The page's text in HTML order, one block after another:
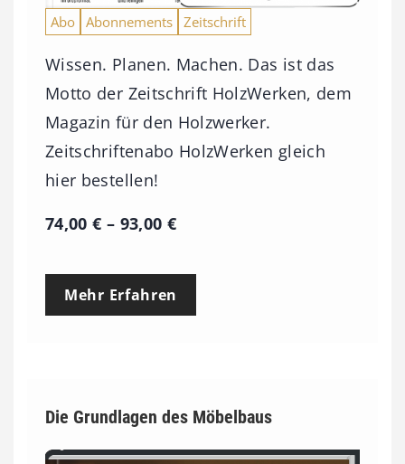
Abo Abonnements Zeitschrift
Wissen. Planen. Machen. Das ist das
Motto der Zeitschrift HolzWerken, dem
Magazin für den Holzwerker.
Zeitschriftenabo HolzWerken gleich
hier bestellen!
74,00€ – 93,00 €P
e
a
n
Mehr Erfahren
Die Grundlagen des Möbelbaus